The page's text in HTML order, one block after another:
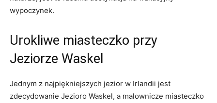
wypoczynek.
Urokliwe miasteczko przy
Jeziorze ⁢Waskel
Jednym z najpiękniejszych jezior w Irlandii jest
zdecydowanie Jezioro Waskel, a malownicze miasteczko